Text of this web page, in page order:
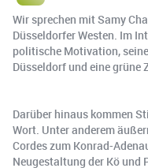
Wir sprechen mit Samy
Düsseldorfer Westen. Im
politische Motivation,
Düsseldorf und eine grüne
Darüber hinaus kommen
Wort. Unter anderem
Cordes zum Konrad-
Neugestaltung der Kö und